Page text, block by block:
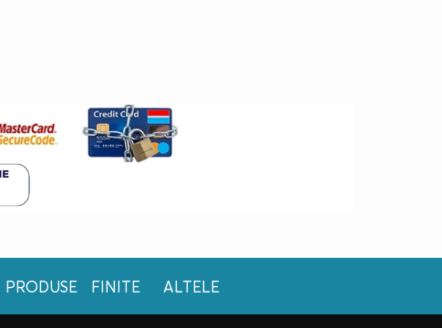
PRODUSE FINITE ALTELE